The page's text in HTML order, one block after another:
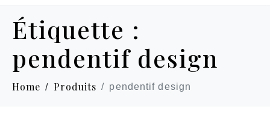
Étiquette :
pendentif design
Home Produits pendentif design